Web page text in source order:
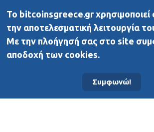
Νέα
To bitcoinsgreece.gr χρησιμοποιεί
την αποτελεσματική λειτουργία
Με την πλοήγησή σας στο site
αποδοχή των cookies.
Συμφωνώ!